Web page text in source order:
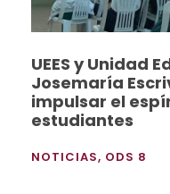
UEES y Unidad
Josemaría
impulsar el
estudiantes
NOTICIAS, ODS 8